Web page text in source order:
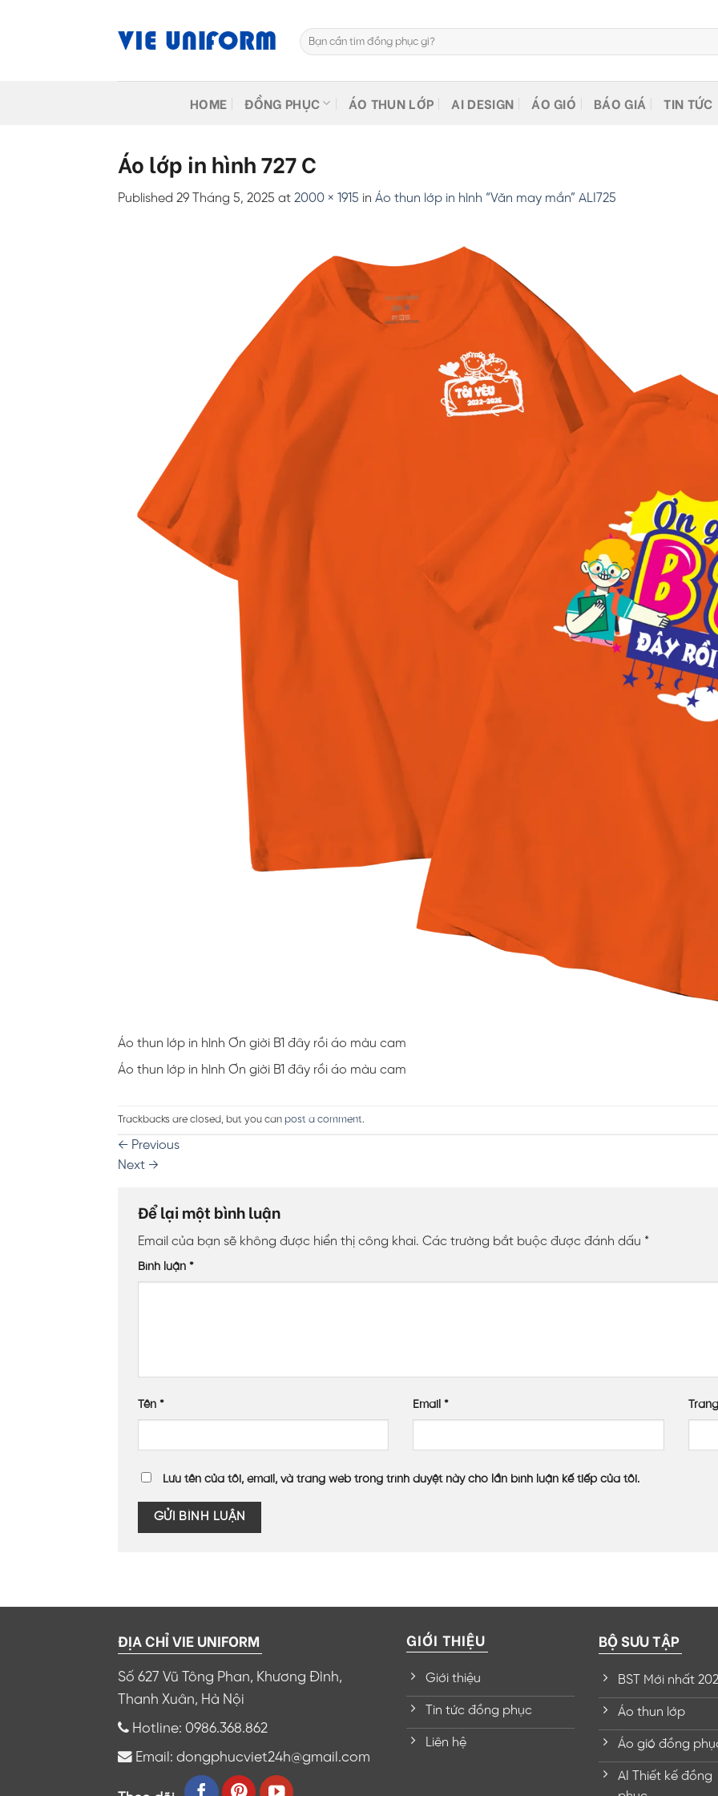
Tìm
kiếm:
HOME ĐỒNG PHỤC ÁO THUN LỚP AI DESIGN ÁO GIÓ BÁO GIÁ TIN TỨC
Áo lớp in hình 727 C
Published 29 Tháng 5, 2025 at 2000 × 1915 in Áo thun lớp in hình “Văn may mắn” ALI725
Áo thun lớp in hình Ơn giời B1 đây rồi áo màu cam
Áo thun lớp in hình Ơn giời B1 đây rồi áo màu cam
Trackbacks are closed, but you can post a comment.
← Previous
Next →
Để lại một bình luận
Email của bạn sẽ không được hiển thị công khai. Các trường bắt buộc được đánh dấu *
Bình luận *
Tên * Email*
Lưu tên của tôi, email, và trang web trong trình duyệt này cho lần bình luận kế tiếp của tôi.
ĐỊA CHỈ VIE UNIFORM
Số 627 Vũ Tông Phan, Khương Đình,
Thanh Xuân, Hà Nội
Hotline: 0986.368.862
Email: dongphucviet24h@gmail.com
GIỚI THIỆU
Giới thiệu
Tin tức đồng phục
Liên hệ
BỘ SƯU TẬP
BST Mới nhất
Áo thun lớp
Áo gió đồng
AI Thiết kế đồng